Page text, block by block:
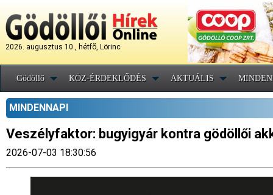
2026. augusztus 10., hétfõ, Lörinc
Gödöllő KÖZ-ÉRDEKLŐDÉS AKTUÁLIS
MINDENNAPI
Veszélyfaktor: bugyigyár kontra gödöllői
2026-07-03 18:30:56